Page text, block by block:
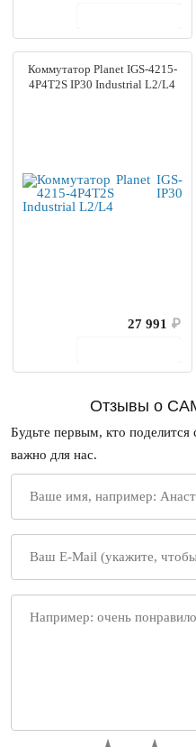
Коммутатор Planet IGS-4215-
4P4T2S IP30 Industrial L2/L4
27 991 ₽
Отзывы о
Будьте первым, кто
важно для нас.